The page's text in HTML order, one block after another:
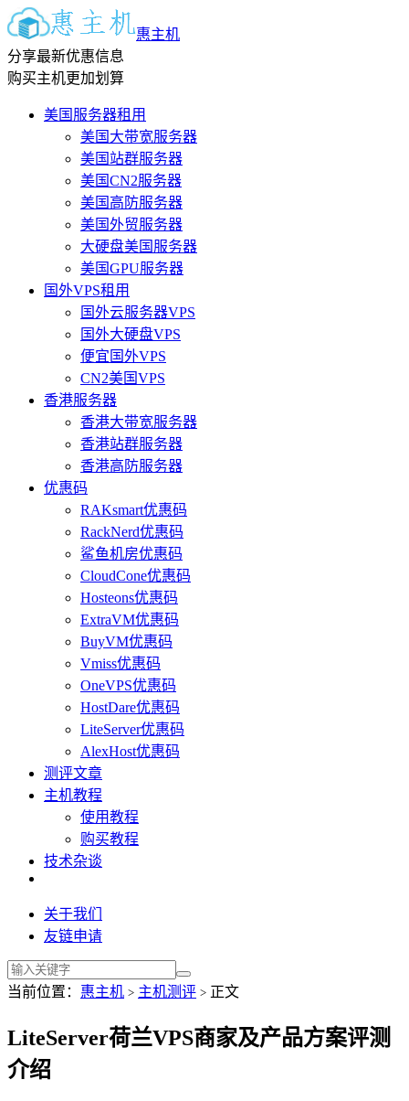
惠主机
分享最新优惠信息
购买主机更加划算
美国服务器租用
美国大带宽服务器
美国站群服务器
美国CN2服务器
美国高防服务器
美国外贸服务器
大硬盘美国服务器
美国GPU服务器
国外VPS租用
国外云服务器VPS
国外大硬盘VPS
便宜国外VPS
CN2美国VPS
香港服务器
香港大带宽服务器
香港站群服务器
香港高防服务器
优惠码
RAKsmart优惠码
RackNerd优惠码
鲨鱼机房优惠码
CloudCone优惠码
Hosteons优惠码
ExtraVM优惠码
BuyVM优惠码
Vmiss优惠码
OneVPS优惠码
HostDare优惠码
LiteServer优惠码
AlexHost优惠码
测评文章
主机教程
使用教程
购买教程
技术杂谈
关于我们
友链申请
当前位置： 惠主机 > 主机测评 > 正文
LiteServer荷兰VPS商家及产品方案评测
介绍